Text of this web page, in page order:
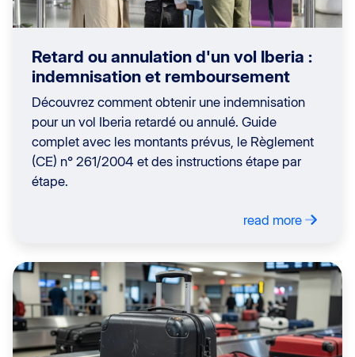
Retard ou annulation d'un vol Iberia :
indemnisation et remboursement
Découvrez comment obtenir une indemnisation
pour un vol Iberia retardé ou annulé. Guide
complet avec les montants prévus, le Règlement
(CE) n° 261/2004 et des instructions étape par
étape.
read more